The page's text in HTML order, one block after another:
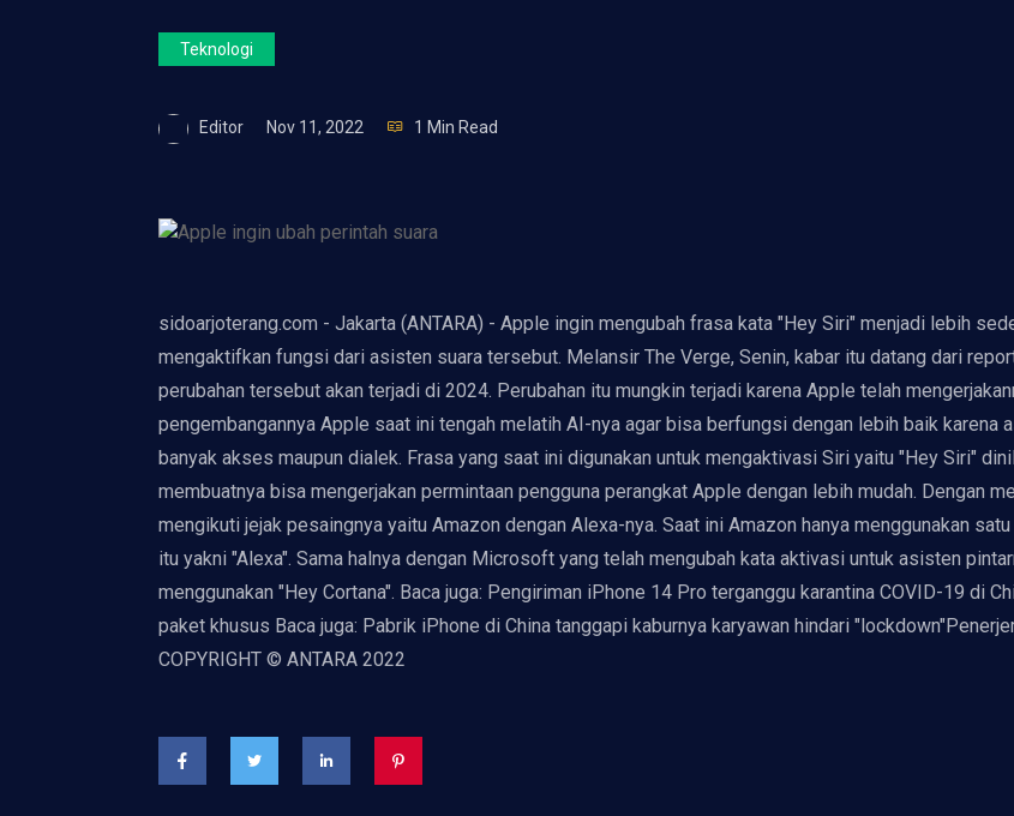
Teknologi
Editor Nov 11, 2022 1 Min Read
sidoarjoterang.com - Jakarta (ANTARA) - Apple ingin mengubah frasa kata "Hey Siri" menjadi lebih
mengaktifkan fungsi dari asisten suara tersebut. Melansir The Verge, Senin, kabar itu datang dari
perubahan tersebut akan terjadi di 2024. Perubahan itu mungkin terjadi karena Apple telah
pengembangannya Apple saat ini tengah melatih AI-nya agar bisa berfungsi dengan lebih baik karena
banyak akses maupun dialek. Frasa yang saat ini digunakan untuk mengaktivasi Siri yaitu "Hey Siri"
membuatnya bisa mengerjakan permintaan pengguna perangkat Apple dengan lebih mudah. Dengan
mengikuti jejak pesaingnya yaitu Amazon dengan Alexa-nya. Saat ini Amazon hanya menggunakan
itu yakni "Alexa". Sama halnya dengan Microsoft yang telah mengubah kata aktivasi untuk asisten
menggunakan "Hey Cortana". Baca juga: Pengiriman iPhone 14 Pro terganggu karantina COVID-19 di
paket khusus Baca juga: Pabrik iPhone di China tanggapi kaburnya karyawan hindari
COPYRIGHT © ANTARA 2022